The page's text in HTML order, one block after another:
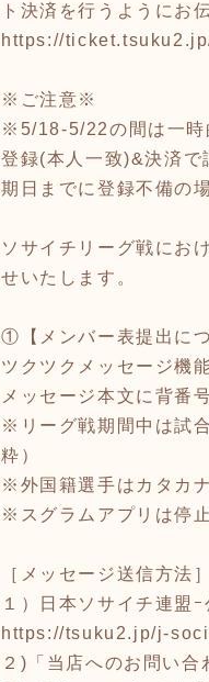
ト決済を行うようにお
https://
※ご注意※
※5/18-5/22の間は一時
登録(本人一致)&決済で
期日までに登録不備の
ソサイチリーグ戦に
せいたします。
①【メンバー表提出に
ツクツクメッセージ機
メッセージ本文に背番
※リーグ戦期間中は試
粋）
※外国籍選手はカタカ
※スグラムアプリは停
［メッセージ送信方法］
１）日本ソサイチ連盟
https://tsuku2.jp/j-
２)「当店へのお問い